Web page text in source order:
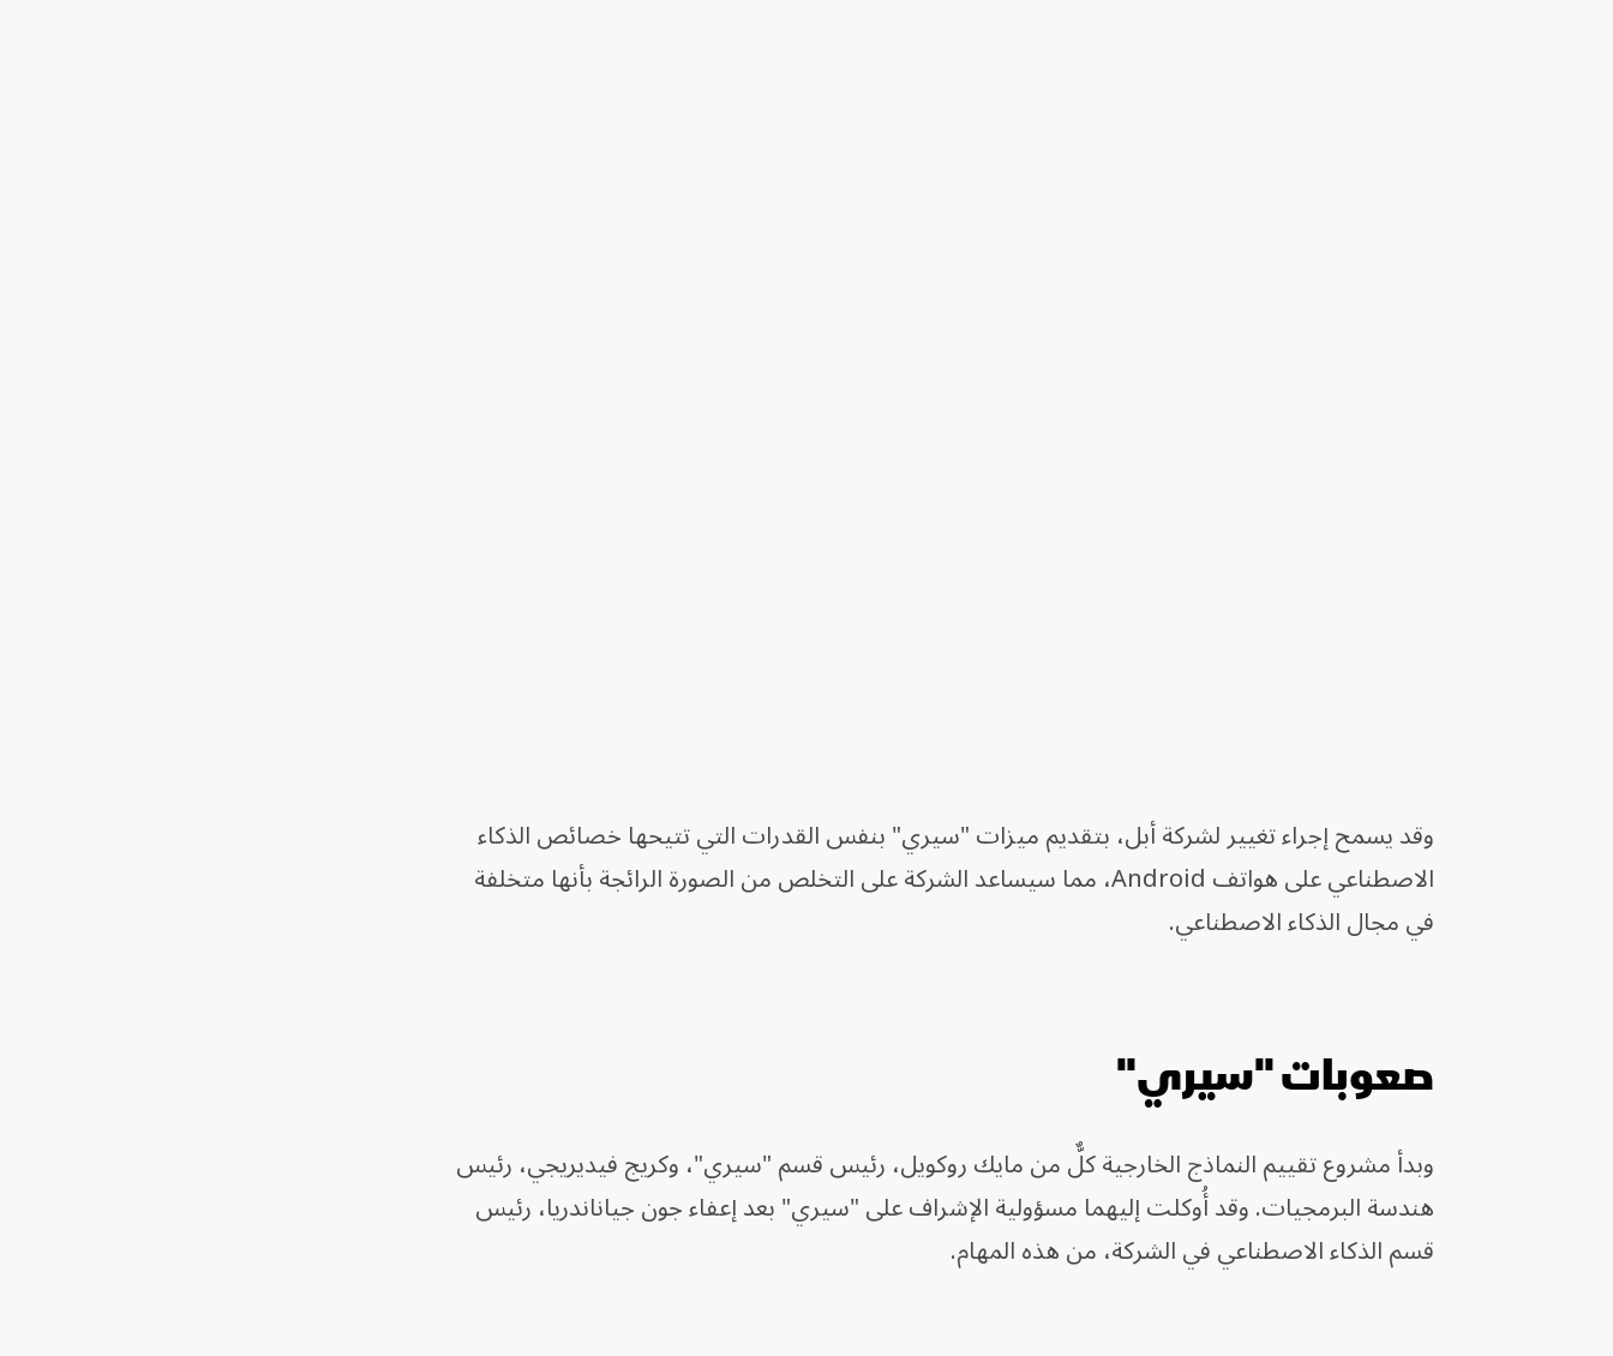
وقد يسمح إجراء تغيير لشركة أبل، بتقديم ميزات "سيري" بنفس القدرات التي تتيحها خصائص الذكاء
الاصطناعي على هواتف Android، مما سيساعد الشركة على التخلص من الصورة الرائجة بأنها متخلفة
في مجال الذكاء الاصطناعي.
صعوبات "سيري"
وبدأ مشروع تقييم النماذج الخارجية كلٌّ من مايك روكويل، رئيس قسم "سيري"، وكريج فيديريجي، رئيس
هندسة البرمجيات. وقد أُوكلت إليهما مسؤولية الإشراف على "سيري" بعد إعفاء جون جياناندريا، رئيس
قسم الذكاء الاصطناعي في الشركة، من هذه المهام.